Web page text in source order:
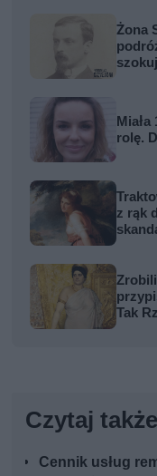
Żona
Miała
rolę.
z rąk
Tak
Czytaj
Cennik usług